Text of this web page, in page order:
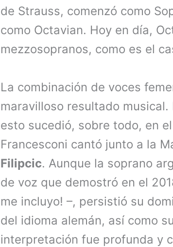
de Strauss, comenzó como
como Octavian. Hoy en día,
mezzosopranos, como es el
La combinación de voces
maravilloso resultado musical.
esto sucedió, sobre todo, en
Francesconi cantó junto a la
Filipcic. Aunque la soprano
de voz que demostró en el
me incluyo! –, persistió su
del idioma alemán, así como
interpretación fue profunda y